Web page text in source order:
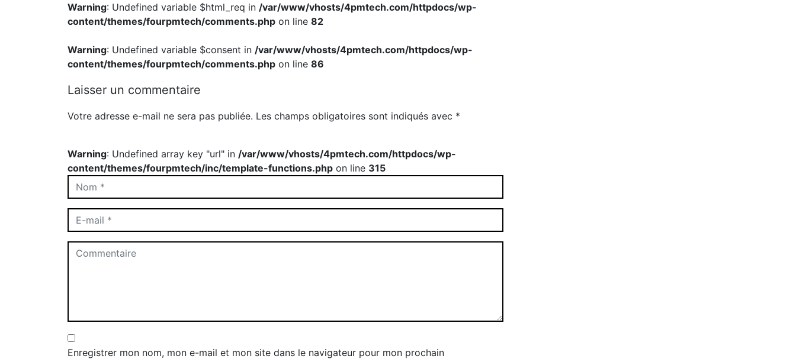
Warning: Undefined variable $html_req in /var/www/vhosts/4pmtech.com/httpdocs/wp-
content/themes/fourpmtech/comments.php on line 82
Warning: Undefined variable $consent in /var/www/vhosts/4pmtech.com/httpdocs/wp-
content/themes/fourpmtech/comments.php on line 86
Laisser un commentaire
Votre adresse e-mail ne sera pas publiée. Les champs obligatoires sont indiqués avec *
Warning: Undefined array key "url" in /var/www/vhosts/4pmtech.com/httpdocs/wp-
content/themes/fourpmtech/inc/template-functions.php on line 315
Enregistrer mon nom, mon e-mail et mon site dans le navigateur pour mon prochain